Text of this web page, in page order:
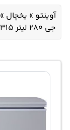
آوینتو » یخچال »
جی 280 لیتر GCS315 مدل نقره ای